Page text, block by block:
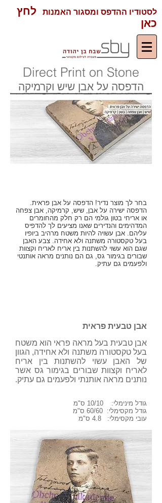
לסטודיו ההדפס ומסגור האמנות לחץ
כאן
Direct Print on Stone
הדפסה על אבן שיש וקרמיקה
בחר לך מוצר נדיר! הדפסה על אבן פראית.
הדפסה ישירה על אבן, שיש, קרמיקה, אבן צפחה
או אריחי בטון גולמי הם רק חלק מהחומרים
המדהימים והנדירים שאנו מציעים לך להדפיס
עליהם. אבן עשויה להיות משטח מרהיב ביופיו
בעל טקסטורה משתנה ולא אחידה. צבע האבן
שגם הוא עשוי להשתנות בין אריח לאריח וקצוות
שבורים בגימור גס, גם הם נותנים מראה אותנטי
ולפעמים גם עתיק.
אבן טבעית פראית
אבן טבעית בעל מראה פראי הוא משטח
בעל טקסטורה משתנה ולא אחידה, הגוון
של האבן עשוי להשתנות בין אריח
לאריח וקצוות שבורים בגימור גס אשר
נותנים מראה אותנתי ולפעמים גם עתיק.
גודל מינימלי: 10/10 ס"מ
גודל מקסימלי: 60/60 ס"מ
עובי מקסימלי: 4.8 ס"מ